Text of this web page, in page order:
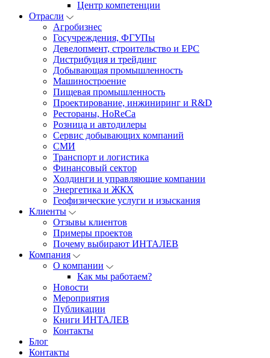
Центр компетенции
Отрасли
Агробизнес
Госучреждения, ФГУПы
Девелопмент, строительство и EPC
Дистрибуция и трейдинг
Добывающая промышленность
Машиностроение
Пищевая промышленность
Проектирование, инжиниринг и R&D
Рестораны, HoReCa
Розница и автодилеры
Сервис добывающих компаний
СМИ
Транспорт и логистика
Финансовый сектор
Холдинги и управляющие компании
Энергетика и ЖКХ
Геофизические услуги и изыскания
Клиенты
Отзывы клиентов
Примеры проектов
Почему выбирают ИНТАЛЕВ
Компания
О компании
Как мы работаем?
Новости
Мероприятия
Публикации
Книги ИНТАЛЕВ
Контакты
Блог
Контакты